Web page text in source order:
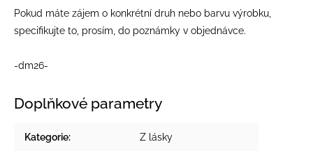
Pokud máte zájem o konkrétní druh nebo barvu výrobku,
specifikujte to, prosím, do poznámky v objednávce.
-dm26-
Doplňkové parametry
Kategorie: Z lásky